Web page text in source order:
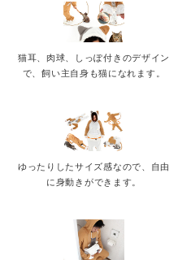
猫耳、肉球、しっぽ付きのデザイン
で、飼い主自身も猫になれます。
ゆったりしたサイズ感なので、自由
に身動きができます。